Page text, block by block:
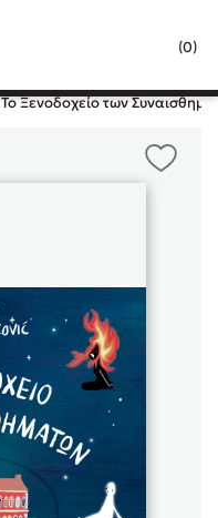
(0)
Κλείσιμο
To Ξενοδοχείο των